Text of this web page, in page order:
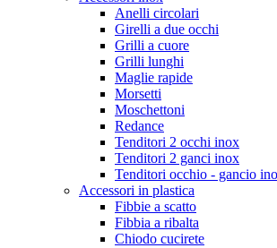
Anelli circolari
Girelli a due occhi
Grilli a cuore
Grilli lunghi
Maglie rapide
Morsetti
Moschettoni
Redance
Tenditori 2 occhi inox
Tenditori 2 ganci inox
Tenditori occhio - gancio
Accessori in plastica
Fibbie a scatto
Fibbia a ribalta
Chiodo cucirete